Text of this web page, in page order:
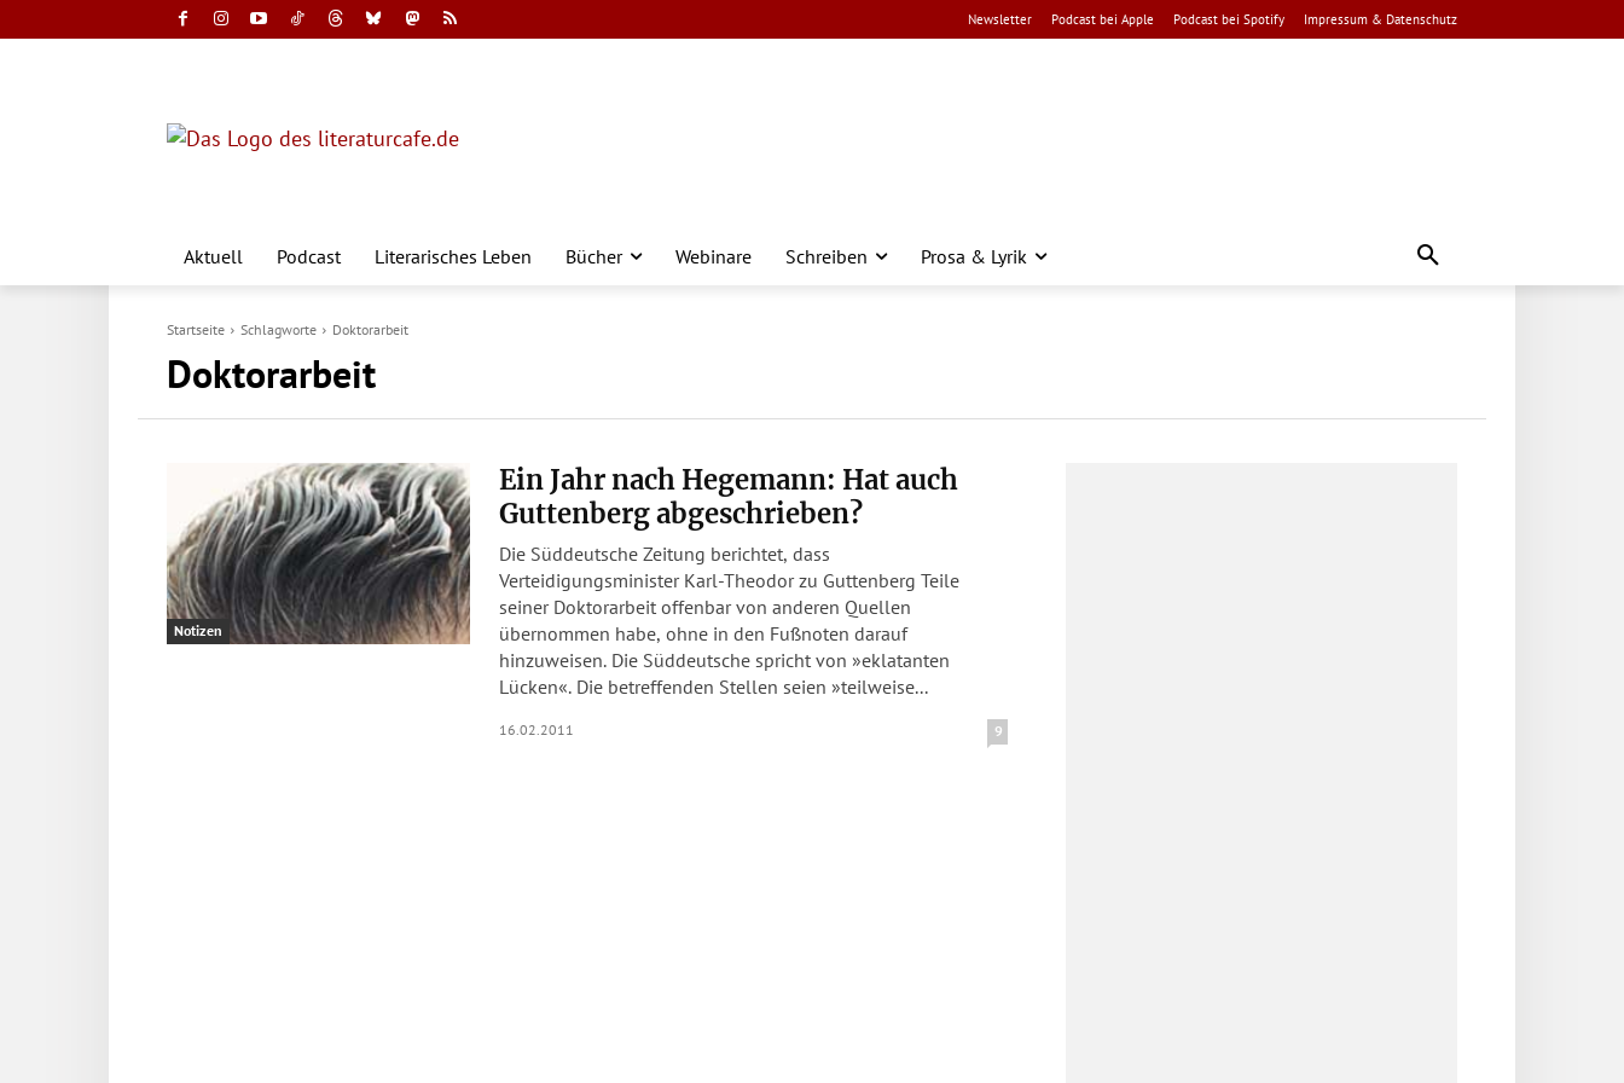
Newsletter Podcast bei Apple Podcast bei Spotify Impressum & Datenschutz
Aktuell Podcast Literarisches Leben Bücher Webinare Schreiben Prosa & Lyrik
Startseite Schlagworte Doktorarbeit
Doktorarbeit
Notizen
Ein Jahr nach Hegemann: Hat auch
Guttenberg abgeschrieben?
Die Süddeutsche Zeitung berichtet, dass
Verteidigungsminister Karl-Theodor zu Guttenberg Teile
seiner Doktorarbeit offenbar von anderen Quellen
übernommen habe, ohne in den Fußnoten darauf
hinzuweisen. Die Süddeutsche spricht von »eklatanten
Lücken«. Die betreffenden Stellen seien »teilweise...
16.02.2011 9